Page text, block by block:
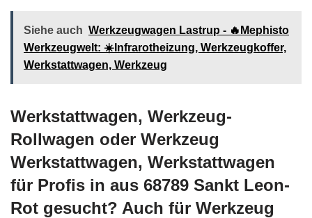
Siehe auch Werkzeugwagen Lastrup - 🔥Mephisto
Werkzeugwelt: ☀️Infrarotheizung, Werkzeugkoffer,
Werkstattwagen, Werkzeug
Werkstattwagen, Werkzeug-
Rollwagen oder Werkzeug
Werkstattwagen, Werkstattwagen
für Profis in aus 68789 Sankt Leon-
Rot gesucht? Auch für Werkzeug